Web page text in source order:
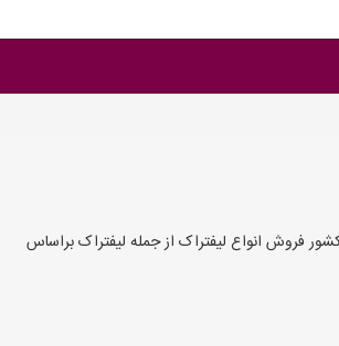
فروش انواع لیفتراک از جمله لیفتراک براساس